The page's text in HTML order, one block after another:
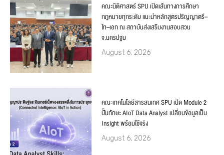
คณะนิติศาสตร์ SPU เปิดเส้นทางการศึกษา
กฎหมายทุกระดับ แนะนำหลักสูตรปริญญาตรี–
โท–เอก ณ สถาบันส่งเสริมงานสอบสวน
จ.นครปฐม
August 6, 2026
คณะเทคโนโลยีสารสนเทศ SPU เปิด Module 2
ปั้นทักษะ AIoT Data Analyst เปลี่ยนข้อมูลเป็น
Insight พร้อมใช้จริง
August 6, 2026